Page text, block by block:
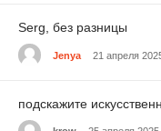
Serg, без разницы
Jenya 21 апреля
подскажите